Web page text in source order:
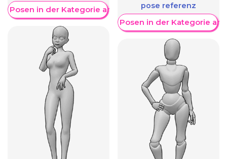
Posen in der Kategorie anzeigen
pose referenz
Weitere Posen in der Kategorie